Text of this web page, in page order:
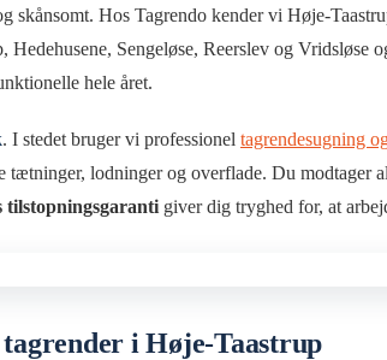
skånsomt. Hos Tagrendo kender vi Høje-
Hedehusene, Sengeløse, Reerslev og Vridsløse
hele året.
. I stedet bruger vi professionel tagrendesugning
tætninger, lodninger og overflade. Du modtager
tilstopningsgaranti giver dig tryghed for, at
i Høje-Taastrup